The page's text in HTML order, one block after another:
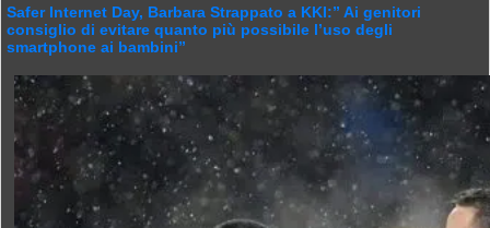
Safer Internet Day, Barbara Strappato a KKI:” Ai genitori
consiglio di evitare quanto più possibile l’uso degli
smartphone ai bambini”